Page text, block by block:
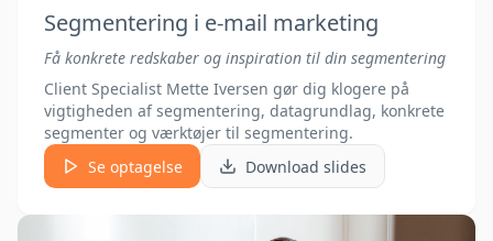
Segmentering i e-mail marketing
Få konkrete redskaber og inspiration til din segmentering
Client Specialist Mette Iversen gør dig klogere på
vigtigheden af segmentering, datagrundlag, konkrete
segmenter og værktøjer til segmentering.
Se optagelse
Download slides